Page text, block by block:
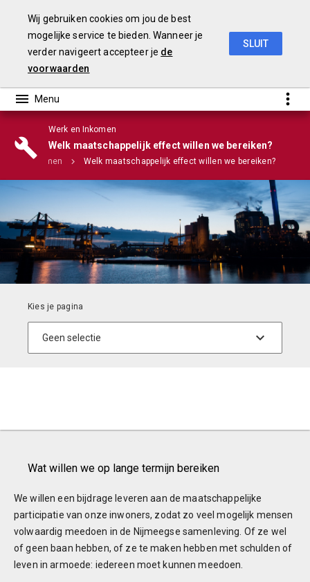
Infographic
Werk en Inkomen
Welk maatschappelijk effect willen we bereiken?
en Inkomen Welk maatschappelijk effect willen we bereiken?
Wat willen we op lange termijn bereiken
We willen een bijdrage leveren aan de maatschappelijke
participatie van onze inwoners, zodat zo veel mogelijk mensen
volwaardig meedoen in de Nijmeegse samenleving. Of ze wel
of geen baan hebben, of ze te maken hebben met schulden of
leven in armoede: iedereen moet kunnen meedoen.
Wij gebruiken cookies om jou de best
mogelijke service te bieden. Wanneer je
verder navigeert accepteer je de
voorwaarden
SLUIT